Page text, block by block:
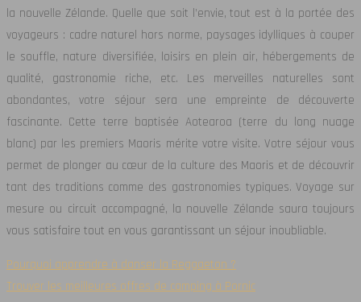
la nouvelle Zélande. Quelle que soit l’envie, tout est à la portée des
voyageurs : cadre naturel hors norme, paysages idylliques à couper
le souffle, nature diversifiée, loisirs en plein air, hébergements de
qualité, gastronomie riche, etc. Les merveilles naturelles sont
abondantes, votre séjour sera une empreinte de découverte
fascinante. Cette terre baptisée Aotearoa (terre du long nuage
blanc) par les premiers Maoris mérite votre visite. Votre séjour vous
permet de plonger au cœur de la culture des Maoris et de découvrir
tant des traditions comme des gastronomies typiques. Voyage sur
mesure ou circuit accompagné, la nouvelle Zélande saura toujours
vous satisfaire tout en vous garantissant un séjour inoubliable.
Pourquoi apprendre à danser la Reggaeton ?
Trouver les meilleures offres de camping à Pornic